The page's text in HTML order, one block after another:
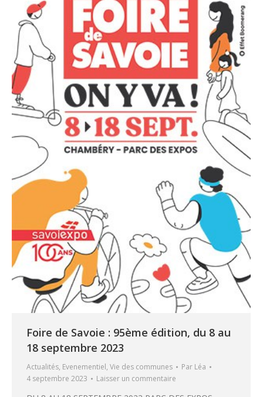
Foire de Savoie : 95ème édition, du 8 au
18 septembre 2023
Actualités, Evenementiel, Vie des communes Par Léa
4 septembre 2023
Laisser un commentaire